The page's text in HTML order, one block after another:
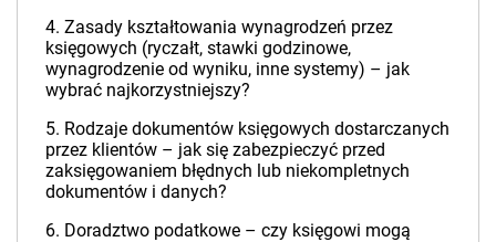
4. Zasady kształtowania wynagrodzeń przez
księgowych (ryczałt, stawki godzinowe,
wynagrodzenie od wyniku, inne systemy) – jak
wybrać najkorzystniejszy?
5. Rodzaje dokumentów księgowych dostarczanych
przez klientów – jak się zabezpieczyć przed
zaksięgowaniem błędnych lub niekompletnych
dokumentów i danych?
6. Doradztwo podatkowe – czy księgowi mogą